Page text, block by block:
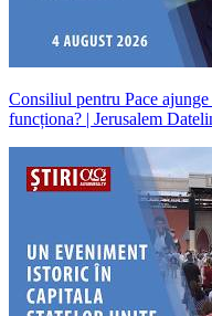
Consiliul pentru Pace
funcționa? | Jerusalem